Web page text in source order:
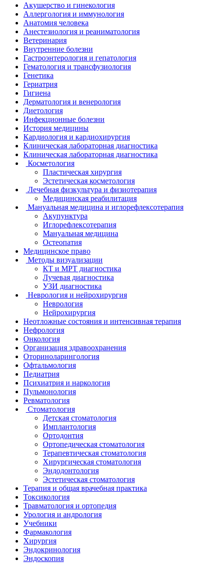
Акушерство и гинекология
Аллергология и иммунология
Анатомия человека
Анестезиология и реаниматология
Ветеринария
Внутренние болезни
Гастроэнтерология и гепатология
Гематология и трансфузиология
Генетика
Гериатрия
Гигиена
Дерматология и венерология
Диетология
Инфекционные болезни
История медицины
Кардиология и кардиохирургия
Клиническая лабораторная диагностика
Клиническая лабораторная диагностика
Косметология
Пластическая хирургия
Эстетическая косметология
Лечебная физкультура и физиотерапия
Медицинская реабилитация
Мануальная медицина и иглорефлексотерапия
Акупунктура
Иглорефлексотерапия
Мануальная медицина
Остеопатия
Медицинское право
Методы визуализации
КТ и МРТ диагностика
Лучевая диагностика
УЗИ диагностика
Неврология и нейрохирургия
Неврология
Нейрохирургия
Неотложные состояния и интенсивная терапия
Нефрология
Онкология
Организация здравоохранения
Оториноларингология
Офтальмология
Педиатрия
Психиатрия и наркология
Пульмонология
Ревматология
Стоматология
Детская стоматология
Имплантология
Ортодонтия
Ортопедическая стоматология
Терапевтическая стоматология
Хирургическая стоматология
Эндодонтология
Эстетическая стоматология
Терапия и общая врачебная практика
Токсикология
Травматология и ортопедия
Урология и андрология
Учебники
Фармакология
Хирургия
Эндокринология
Эндоскопия